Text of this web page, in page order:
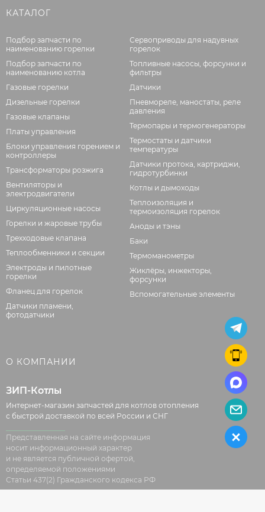
КАТАЛОГ
Подбор запчасти по
наименованию горелки
Подбор запчасти по
наименованию котла
Газовые горелки
Дизельные горелки
Газовые клапаны
Платы управления
Блоки управления горением и
контроллеры
Трансформаторы розжига
Вентиляторы и
электродвигатели
Циркуляционные насосы
Горелки и жаровые трубы
Трехходовые клапана
Теплообменники и секции
Электроды и пилотные
горелки
Фланец для горелок
Датчики пламени,
фотодатчики
Сервоприводы для надувных
горелок
Топливные насосы, форсунки и
фильтры
Датчики
Пневмореле, маностаты, реле
давления
Термопары и термогенераторы
Термостаты и датчики
температуры
Датчики протока, картриджи,
гидротурбинки
Котлы и дымоходы
Теплоизоляция и
термоизоляция горелок
Аноды и тэны
Баки
Термоманометры
Жиклёры, инжекторы,
форсунки
Вспомогательные элементы
О КОМПАНИИ
ЗИП-Котлы
Интернет-магазин запчастей для котлов отопления
с быстрой доставкой по всей России и СНГ
Представленная на сайте информация
носит информационный характер
и не является публичной офертой,
определяемой положениями
Статьи 437(2) Гражданского кодекса РФ